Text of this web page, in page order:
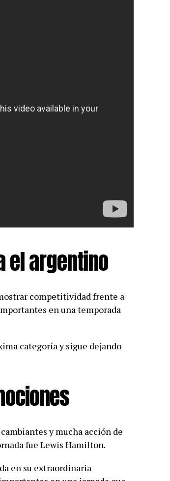
el argentino
competitividad frente a
en una temporada
categoría y sigue dejando
y mucha acción de
fue Lewis Hamilton.
en su extraordinaria